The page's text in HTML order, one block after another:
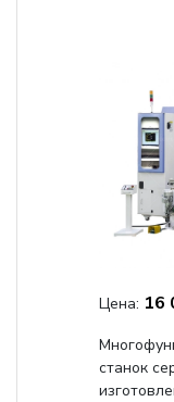
Цена: 16
станок